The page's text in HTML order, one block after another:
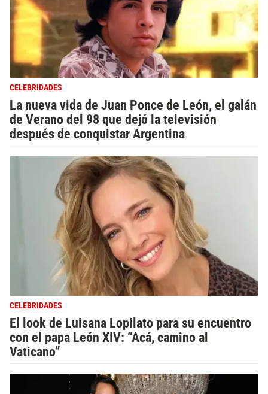
CELEBRIDADES
La nueva vida de Juan Ponce de León, el galán
de Verano del 98 que dejó la televisión
después de conquistar Argentina
CELEBRIDADES
El look de Luisana Lopilato para su encuentro
con el papa León XIV: “Acá, camino al
Vaticano”